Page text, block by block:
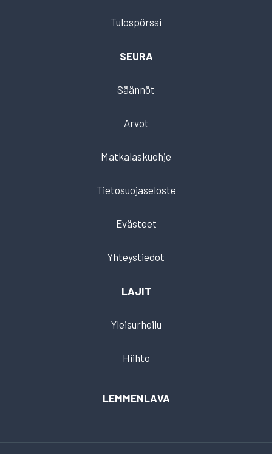
Tulospörssi
SEURA
Säännöt
Arvot
Matkalaskuohje
Tietosuojaseloste
Evästeet
Yhteystiedot
LAJIT
Yleisurheilu
Hiihto
LEMMENLAVA